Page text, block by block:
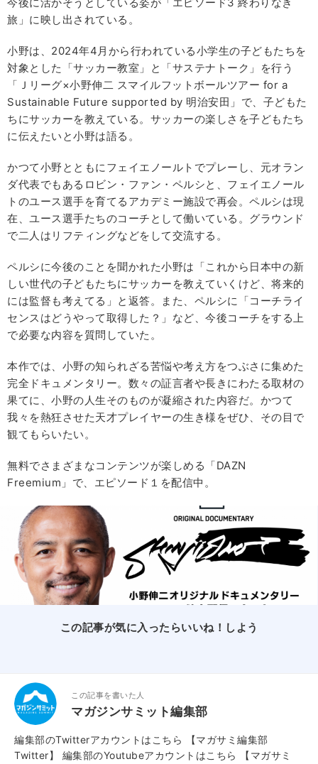
今後に活かそうとしている姿が「エピソード3 終わりなき
旅」に映し出されている。
小野は、2024年4月から行われている小学生の子どもたちを
対象とした「サッカー教室」と「サステナトーク」を行う
「Ｊリーグ×小野伸二 スマイルフットボールツアー for a
Sustainable Future supported by 明治安田」で、子どもた
ちにサッカーを教えている。サッカーの楽しさを子どもたち
に伝えたいと小野は語る。
かつて小野とともにフェイエノールトでプレーし、元オラン
ダ代表でもあるロビン・ファン・ペルシと、フェイエノール
トのユース選手を育てるアカデミー施設で再会。ペルシは現
在、ユース選手たちのコーチとして働いている。グラウンド
で二人はリフティングなどをして交流する。
ペルシに今後のことを聞かれた小野は「これから日本中の新
しい世代の子どもたちにサッカーを教えていくけど、将来的
には監督も考えてる」と返答。また、ペルシに「コーチライ
センスはどうやって取得した？」など、今後コーチをする上
で必要な内容を質問していた。
本作では、小野の知られざる苦悩や考え方をつぶさに集めた
完全ドキュメンタリー。数々の証言者や長きにわたる取材の
果てに、小野の人生そのものが凝縮された内容だ。かつて
我々を熱狂させた天才プレイヤーの生き様をぜひ、その目で
観てもらいたい。
無料でさまざまなコンテンツが楽しめる「DAZN
Freemium」で、エピソード１を配信中。
この記事が気に入ったらいいね！しよう
この記事を書いた人
マガジンサミット編集部
編集部のTwitterアカウントはこちら
【マガサミ編集部
Twitter】
編集部のYoutubeアカウントはこちら
【マガサミ